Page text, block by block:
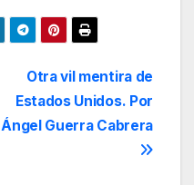
Otra vil mentira de
Estados Unidos. Por
Ángel Guerra Cabrera